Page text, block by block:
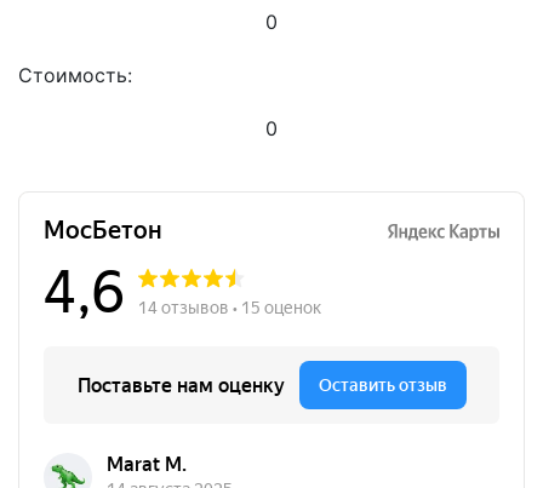
0
Стоимость:
0